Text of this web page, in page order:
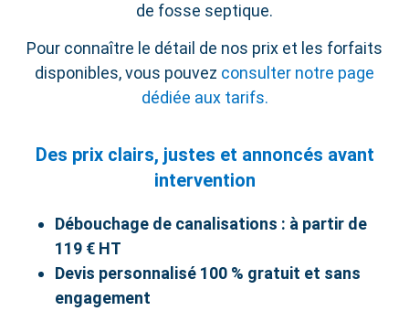
de fosse septique.
Pour connaître le détail de nos prix et les forfaits
disponibles, vous pouvez consulter notre page
dédiée aux tarifs.
Des prix clairs, justes et annoncés avant
intervention
Débouchage de canalisations : à partir de
119 € HT
Devis personnalisé 100 % gratuit et sans
engagement